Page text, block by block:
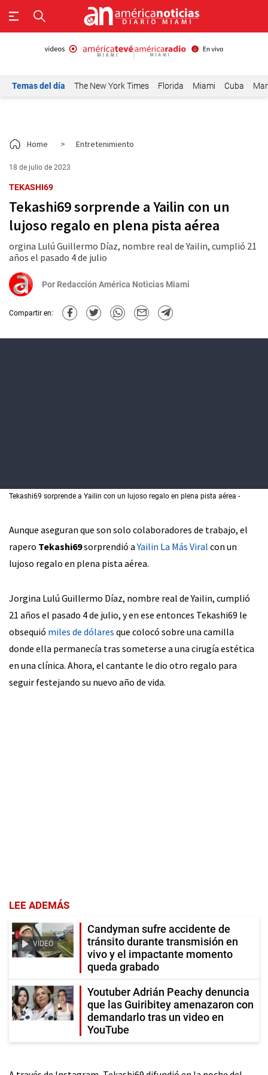
Temas del día The New York Times Florida Miami Cuba
Home > Entretenimiento
18 de julio de 2023
TEKASHI69
Tekashi69 sorprende a Yailin con un
lujoso regalo en plena pista aérea
orgina Lulú Guillermo Díaz, nombre real de Yailin, cumplió 21
años el pasado 4 de julio
Por Redacción América Noticias Miami
Compartir en:
Tekashi69 sorprende a Yailin con un lujoso regalo en plena pista aérea
Aunque aseguran que son solo colaboradores de trabajo, el
rapero Tekashi69sorprendió aYailin La Más Viral con un
lujoso regalo en plena pista aérea.
Jorgina Lulú Guillermo Díaz, nombre real de Yailin, cumplió
21 años el pasado 4 de julio, y en ese entonces Tekashi69 le
obsequió miles de dólares que colocó sobre una camilla
donde ella permanecía tras someterse a una cirugía estética
en una clínica. Ahora, el cantante le dio otro regalo para
seguir festejando su nuevo año de vida.
LEE ADEMÁS
VIDEO
Candyman sufre accidente de
tránsito durante transmisión en
vivo y el impactante momento
queda grabado
Youtuber Adrián Peachy denuncia
que las Guiribitey amenazaron con
demandarlo tras un video en
YouTube